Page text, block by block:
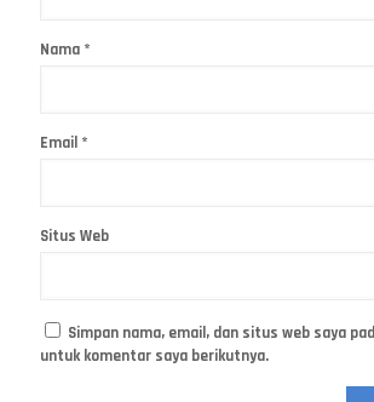
Nama *
Email *
Situs Web
Simpan nama, email, dan situs web saya
untuk komentar saya berikutnya.